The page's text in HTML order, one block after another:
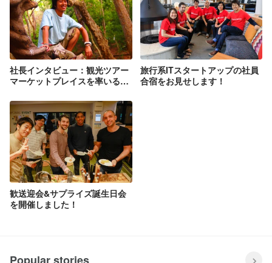
社長インタビュー：観光ツアー
マーケットプレイスを率いる
旅行系ITスタートアップの社員
合宿をお見せします！
歓送迎会&サプライズ誕生日会
を開催しました！
Popular stories